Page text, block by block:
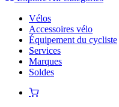
Vélos
Accessoires vélo
Équipement du cycliste
Services
Marques
Soldes